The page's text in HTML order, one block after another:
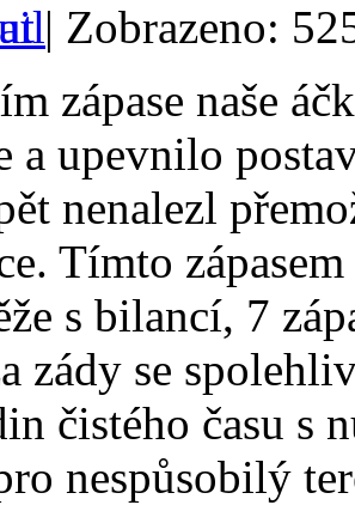
| Zobrazeno:
zápase naše
a upevnilo
nenalezl
Tímto
s bilancí, 7
zády se
čistého času s
nespůsobilý